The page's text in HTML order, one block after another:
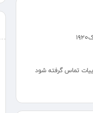
تماس گرفته شود